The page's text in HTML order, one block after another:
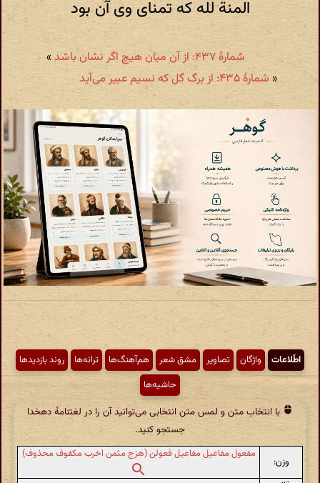
المنة لله که تمنای وی آن بود
شمارهٔ ۴۳۷: از آن میان هیچ اگر نشان باشد
»
« شمارهٔ ۴۳۵: از برگ گل که نسیم عبیر می‌آید
اطّلاعات واژگان تصاویر مشق شعر هم‌آهنگ‌ها ترانه‌ها
روند بازدیدها
حاشیه‌ها
با انتخاب متن و لمس متن انتخابی می‌توانید آن را در لغتنامهٔ دهخدا
جستجو کنید.
وزن:
مفعول مفاعیل مفاعیل فعولن (هزج مثمن اخرب مکفوف محذوف)